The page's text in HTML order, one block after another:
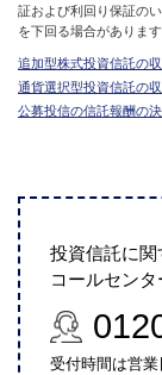
証および利回り保証の
を下回る場合がありま
追加型株式投資信託の
通貨選択型投資信託の
公募投信の信託報酬の
投資信託に
コールセン
受付時間は営